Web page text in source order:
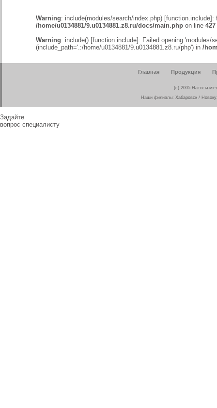
Warning: include(modules/search/index.php) [function.include]:
/home/u0134881/9.u0134881.z8.ru/docs/main.php on line 427
Warning: include() [function.include]: Failed opening 'modules/
(include_path='.:/home/u0134881/9.u0134881.z8.ru/php') in /
Главная Продукция
(c) 2005 Насосы-
Наши филиалы: Хабаровск /
Задайте
вопрос специалисту